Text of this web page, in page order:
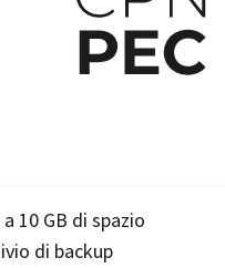
a 10 GB di spazio
di backup